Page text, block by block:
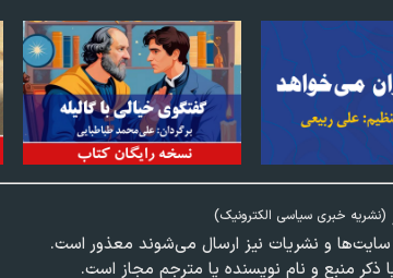
(نشريه خبری سياسی الکترونیک)
سايت‌ها و نشريات نيز ارسال می‌شوند معذور است.
ذكر منبع و نام نويسنده يا مترجم مجاز است.